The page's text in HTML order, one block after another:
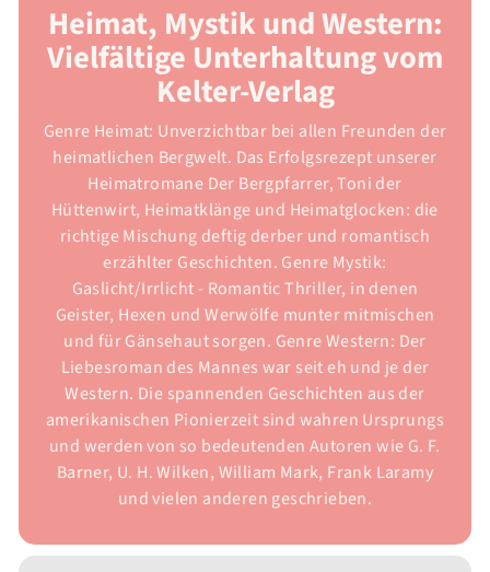
Heimat, Mystik und Western:
Vielfältige Unterhaltung vom
Kelter-Verlag
Genre Heimat: Unverzichtbar bei allen Freunden der
heimatlichen Bergwelt. Das Erfolgsrezept unserer
Heimatromane Der Bergpfarrer, Toni der
Hüttenwirt, Heimatklänge und Heimatglocken: die
richtige Mischung deftig derber und romantisch
erzählter Geschichten. Genre Mystik:
Gaslicht/Irrlicht - Romantic Thriller, in denen
Geister, Hexen und Werwölfe munter mitmischen
und für Gänsehaut sorgen. Genre Western: Der
Liebesroman des Mannes war seit eh und je der
Western. Die spannenden Geschichten aus der
amerikanischen Pionierzeit sind wahren Ursprungs
und werden von so bedeutenden Autoren wie G. F.
Barner, U. H. Wilken, William Mark, Frank Laramy
und vielen anderen geschrieben.